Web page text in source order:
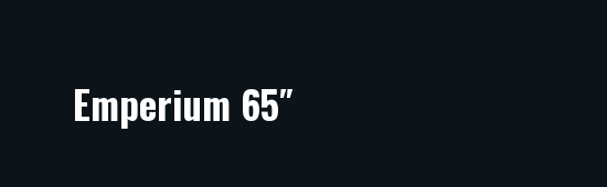
Emperium 65″